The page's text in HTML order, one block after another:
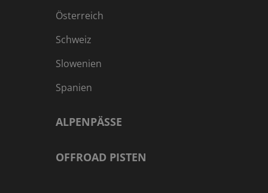
Österreich
Schweiz
Slowenien
Spanien
ALPENPÄSSE
OFFROAD PISTEN